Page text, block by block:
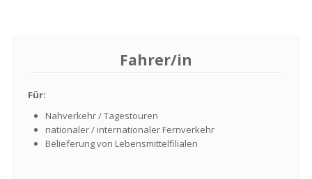
Fahrer/in
Für:
Nahverkehr / Tagestouren
nationaler / internationaler Fernverkehr
Belieferung von Lebensmittelfilialen